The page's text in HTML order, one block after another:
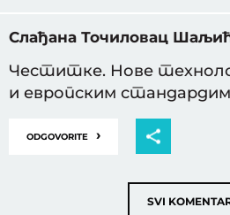
Слађана Точиловац
Честитке. Нове
и европским
ODGOVORITE ›
SVI